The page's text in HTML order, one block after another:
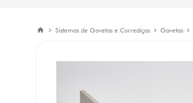
Sistemas de Gavetas e Corrediças Gavetas